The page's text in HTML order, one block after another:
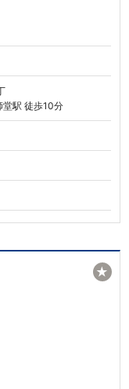
堂駅 徒歩10分
★